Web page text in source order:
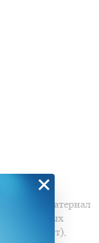
день материал
и более лет),
×